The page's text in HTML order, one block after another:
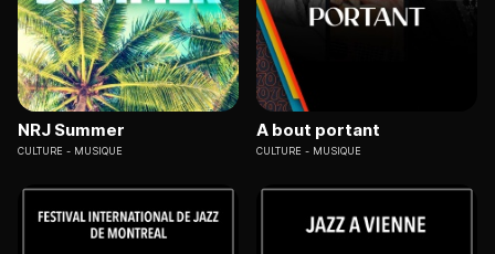
NRJ Summer
CULTURE MUSIQUE
A bout portant
CULTURE MUSIQUE